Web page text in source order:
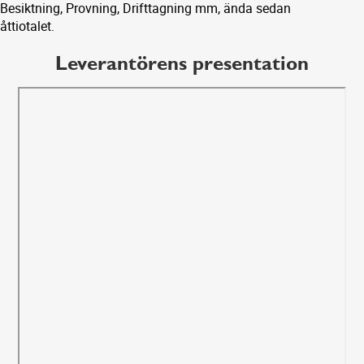
Besiktning, Provning, Drifttagning mm, ända sedan
åttiotalet.
Leverantörens presentation